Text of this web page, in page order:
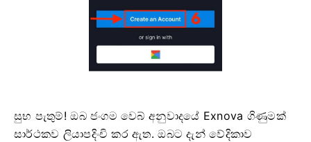
සුභ පැතුම්! ඔබ ජංගම වෙබ් අනුවාදයේ Exnova ගිණුමක්
සාර්ථකව ලියාපදිංචි කර ඇත. ඔබට දැන් වේදිකාව